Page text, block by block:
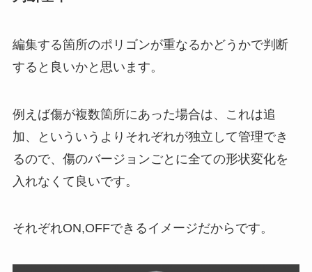
編集する箇所のポリゴンが重なるかどうかで判断
すると良いかと思います。
例えば傷が複数箇所にあった場合は、これは追
加、といういうよりそれぞれが独立して管理でき
るので、傷のバージョンごとに全ての形状変化を
入れなくて良いです。
それぞれON,OFFできるイメージだからです。